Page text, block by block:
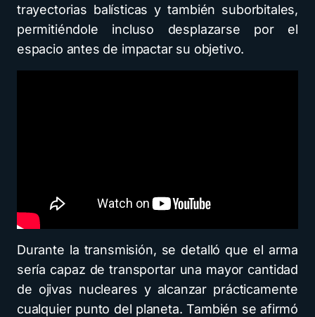
trayectorias balísticas y también suborbitales,
permitiéndole incluso desplazarse por el
espacio antes de impactar su objetivo.
Durante la transmisión, se detalló que el arma
sería capaz de transportar una mayor cantidad
de ojivas nucleares y alcanzar prácticamente
cualquier punto del planeta. También se afirmó